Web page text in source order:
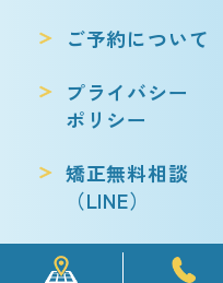
ご予約について
プライバシー
ポリシー
矯正無料相談
（LINE）